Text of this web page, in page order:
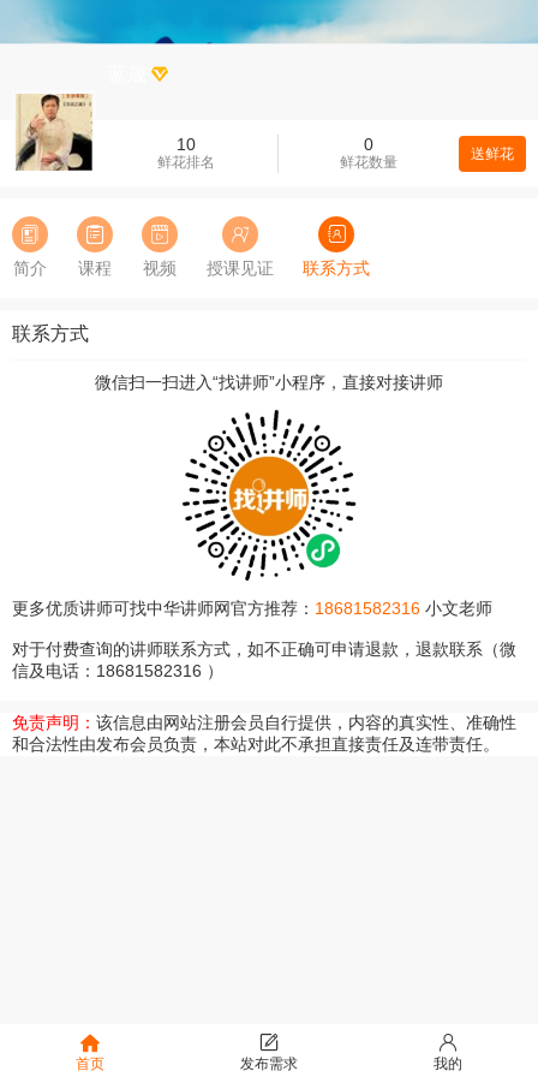
10
鲜花排名
0
鲜花数量 送鲜花
简介 课程 视频 授课见证 联系方式
联系方式
微信扫一扫进入“找讲师”小程序，直接对接讲师
更多优质讲师可找中华讲师网官方推荐： 18681582316 小文老师
对于付费查询的讲师联系方式，如不正确可申请退款，退款联系（微
信及电话：18681582316 ）
免责声明： 该信息由网站注册会员自行提供，内容的真实性、准确性
和合法性由发布会员负责，本站对此不承担直接责任及连带责任。
首页 发布需求 我的